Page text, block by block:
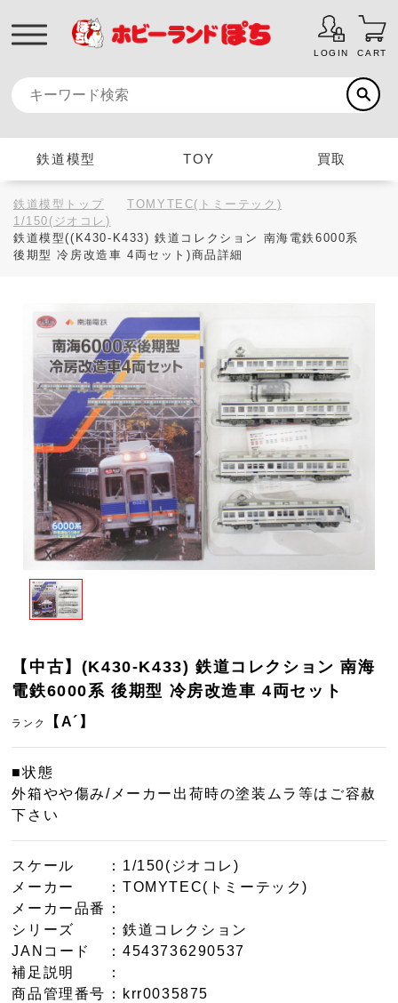
LOGIN CART
鉄道模型 TOY 買取
鉄道模型トップ
TOMYTEC(トミーテック)
1/150(ジオコレ)
鉄道模型((K430-K433) 鉄道コレクション 南海電鉄6000系
後期型 冷房改造車 4両セット)商品詳細
【中古】(K430-K433) 鉄道コレクション 南海
電鉄6000系 後期型 冷房改造車 4両セット
ランク 【A´】
■状態
外箱やや傷み/メーカー出荷時の塗装ムラ等はご容赦
下さい
スケール
：1/150(ジオコレ)
メーカー
：TOMYTEC(トミーテック)
メーカー品番
：
シリーズ
：鉄道コレクション
JANコード
：4543736290537
補足説明
：
商品管理番号 ：krr0035875